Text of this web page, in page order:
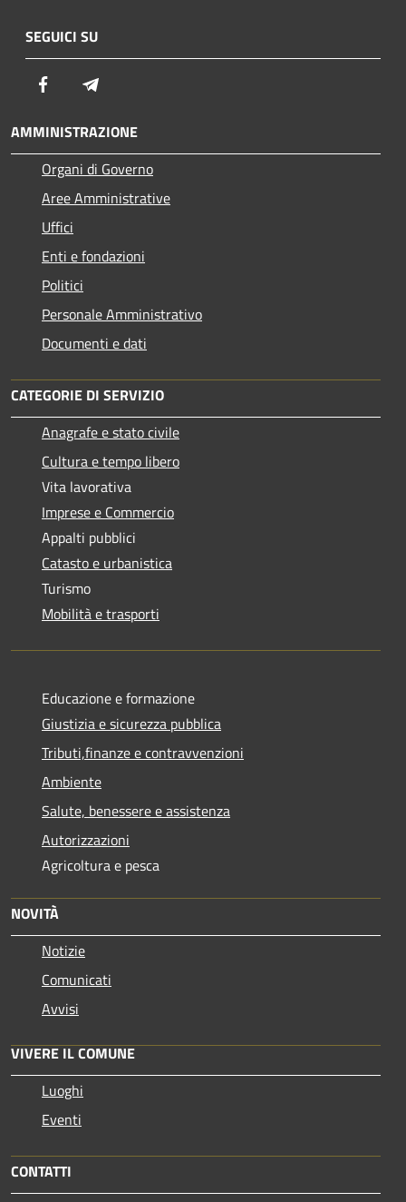
SEGUICI SU
Facebook
AMMINISTRAZIONE
Organi di Governo
Aree Amministrative
Uffici
Enti e fondazioni
Politici
Personale Amministrativo
Documenti e dati
CATEGORIE DI SERVIZIO
Anagrafe e stato civile
Cultura e tempo libero
Vita lavorativa
Imprese e Commercio
Appalti pubblici
Catasto e urbanistica
Turismo
Mobilità e trasporti
Educazione e formazione
Giustizia e sicurezza pubblica
Tributi,finanze e contravvenzioni
Ambiente
Salute, benessere e assistenza
Autorizzazioni
Agricoltura e pesca
NOVITÀ
Notizie
Comunicati
Avvisi
VIVERE IL COMUNE
Luoghi
Eventi
CONTATTI